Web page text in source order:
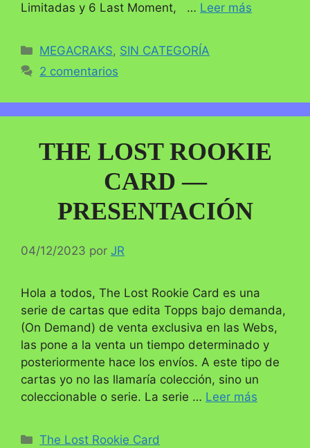
Limitadas y 6 Last Moment, … Leer más
Categorías
MEGACRAKS, SIN CATEGORÍA
2 comentarios
THE LOST ROOKIE
CARD —
PRESENTACIÓN
04/12/2023 por JR
Hola a todos, The Lost Rookie Card es una
serie de cartas que edita Topps bajo demanda,
(On Demand) de venta exclusiva en las Webs,
las pone a la venta un tiempo determinado y
posteriormente hace los envíos. A este tipo de
cartas yo no las llamaría colección, sino un
coleccionable o serie. La serie … Leer más
Categorías
The Lost Rookie Card